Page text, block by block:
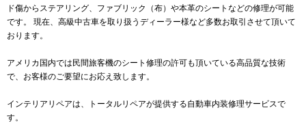
ド傷からステアリング、ファブリック（布）や本革のシートなどの修理が可能
です。 現在、高級中古車を取り扱うディーラー様など多数お取引させて頂いて
おります。
アメリカ国内では民間旅客機のシート修理の許可も頂いている高品質な技術
で、お客様のご要望にお応え致します。
インテリアリペアは、トータルリペアが提供する自動車内装修理サービスで
す。